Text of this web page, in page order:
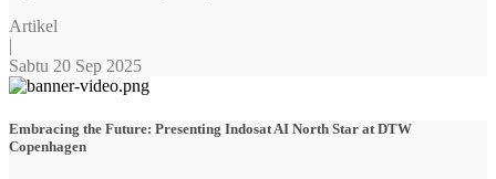
Artikel
|
Sabtu 20 Sep 2025
Embracing the Future: Presenting Indosat AI North Star at DTW
Copenhagen